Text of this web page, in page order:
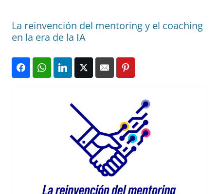
La reinvención del mentoring y el coaching
en la era de la IA